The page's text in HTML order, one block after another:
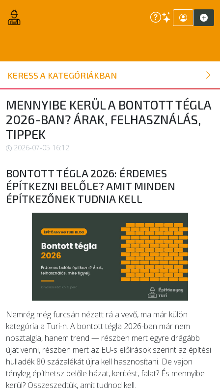
KERESS A KATEGÓRIÁKBAN
ÉPÍTŐANYAG
NYÍLÁSZÁRÓ
FAANYAG
BELSŐÉPÍTÉSZETI ÉPÍTŐANYAG
SZERSZÁM, ALKATRÉSZ
SZOLGÁLTATÓK
MENNYIBE KERÜL A BONTOTT TÉGLA
2026-BAN? ÁRAK, FELHASZNÁLÁS,
TIPPEK
2026-07-05 16:12
BONTOTT TÉGLA 2026: ÉRDEMES
ÉPÍTKEZNI BELŐLE? AMIT MINDEN
ÉPÍTKEZŐNEK TUDNIA KELL
Nemrég még furcsán nézett rá a vevő, ma már külön
kategória a Turi-n. A bontott tégla 2026-ban már nem
nosztalgia, hanem trend — részben mert egyre drágább
újat venni, részben mert az EU-s előírások szerint az építési
hulladék 80 százalékát újra kell hasznosítani. De vajon
tényleg építhetsz belőle házat, kerítést, falat? És mennyibe
kerül? Összeszedtük, amit tudnod kell.